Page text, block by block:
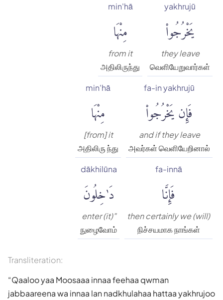
yakhrujū
يَخْرُجُوا۟
they leave
வெளியேறுவார்கள்
min'hā
مِنْهَا
from it
அதிலிருந்து
fa-in yakhrujū
فَإِن يَخْرُجُوا۟
and if they leave
அவர்கள் வெளியேறினால்
min'hā
مِنْهَا
[from] it
அதிலிரு ந்து
fa-innā
فَإِنَّا
then certainly we (will)
நிச்சயமாக நாங்கள்
dākhilūna
دَٰخِلُونَ
enter (it)"
நுழைவோம்
Transliteration:
Qaaloo yaa Moosaaa innaa feehaa qwman
jabbaareena wa innaa lan nadkhulahaa hattaa yakhrujoo